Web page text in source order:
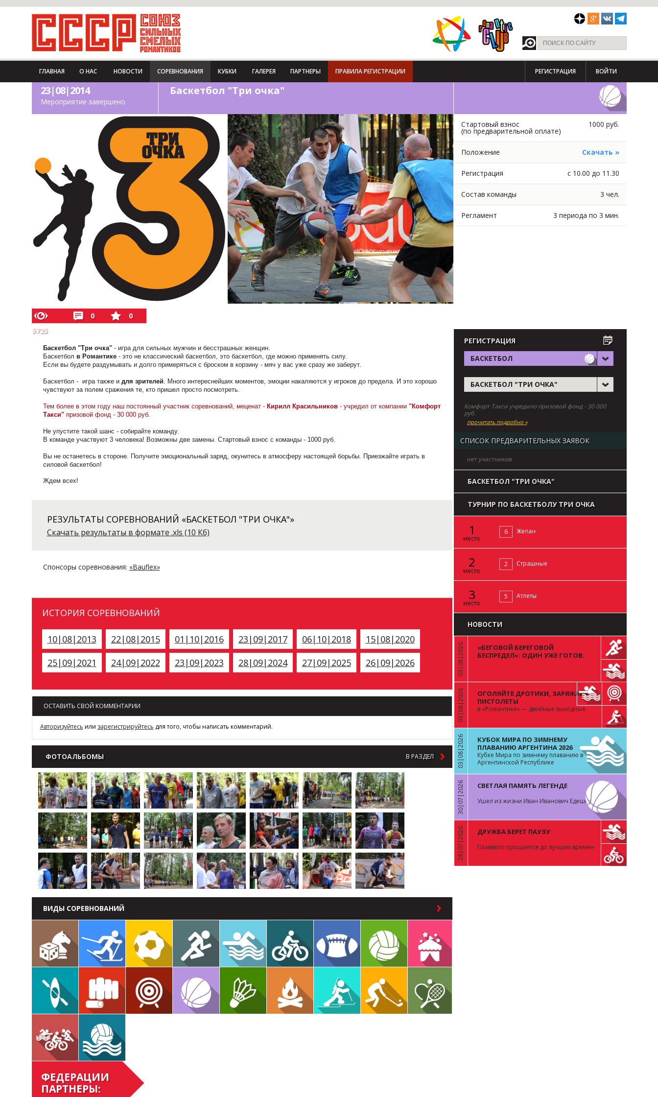
ГЛАВНАЯ О НАС НОВОСТИ СОРЕВНОВАНИЯ КУБКИ ГАЛЕРЕЯ ПАРТНЕРЫ ПРАВИЛА РЕГИСТРАЦИИ РЕГИСТРАЦИЯ ВОЙТИ
23|08|2014
Мероприятие завершено
Баскетбол "Три очка"
Стартовый взнос
(по предварительной оплате)
1000 руб.
Положение Скачать »
Регистрация с 10.00 до 11.30
Состав команды 3 чел.
Регламент 3 периода по 3 мин.
5725
0 0
Баскетбол "Три очка" - игра для сильных мужчин и бесстрашных женщин.
Баскетбол в Романтике- это не классический баскетбол, это баскетбол, где можно применять силу.
Если вы будете раздумывать и долго примеряться с броском в корзину - мяч у вас уже сразу же заберут.
Баскетбол - игра также и для зрителей. Много интереснейших моментов, эмоции накаляются у игроков до предела. И это хорошо
чувствуют за полем сражения те, кто пришел просто посмотреть.
Тем более в этом году наш постоянный участник соревнований, меценат - Кирилл Красильников- учредил от компании "Комфорт
Такси"призовой фонд - 30 000 руб.
Не упустите такой шанс - собирайте команду.
В команде участвуют 3 человека! Возможны две замены. Стартовый взнос с команды - 1000 руб.
Вы не останетесь в стороне. Получите эмоциональный заряд, окунитесь в атмосферу настоящей борьбы. Приезжайте играть в
силовой баскетбол!
Ждем всех!
РЕЗУЛЬТАТЫ СОРЕВНОВАНИЙ «БАСКЕТБОЛ "ТРИ ОЧКА"»
Скачать результаты в формате .xls (10 Кб)
Спонсоры соревнования: «Bauflex»
ИСТОРИЯ СОРЕВНОВАНИЙ
10|08|2013 22|08|2015 01|10|2016 23|09|2017 06|10|2018
15|08|2020
25|09|2021
24|09|2022 23|09|2023 28|09|2024 27|09|2025 26|09|2026
ОСТАВИТЬ СВОЙ КОММЕНТАРИИ
Авторизуйтесь или зарегистрируйтесь для того, чтобы написать комментарий.
ФОТОАЛЬБОМЫ В РАЗДЕЛ
ВИДЫ СОРЕВНОВАНИЙ
ФЕДЕРАЦИИ
ПАРТНЕРЫ:
РЕГИСТРАЦИЯ
БАСКЕТБОЛ
БАСКЕТБОЛ "ТРИ ОЧКА"
Комфорт Такси учредило призовой фонд - 30 000
руб.
прочитать подробно »
СПИСОК ПРЕДВАРИТЕЛЬНЫХ ЗАЯВОК
нет участников
БАСКЕТБОЛ "ТРИ ОЧКА"
ТУРНИР ПО БАСКЕТБОЛУ ТРИ ОЧКА
1
место
6 Жепан
2
место
2 Страшные
3
место
5 Атлеты
НОВОСТИ
«
03|08|2026
«БЕГОВОЙ БЕРЕГОВОЙ
БЕСПРЕДЕЛ»: ОДИН УЖЕ ГОТОВ.
«
03|08|2026
ОГОЛЯЙТЕ ДРОТИКИ, ЗАРЯЖАЙТЕ
ПИСТОЛЕТЫ
в «Романтике» — двойные выходные
«
03|08|2026
КУБОК МИРА ПО ЗИМНЕМУ
ПЛАВАНИЮ АРГЕНТИНА 2026
Кубке Мира по зимнему плаванию в
Аргентинской Республике
«
30|07|2026 СВЕТЛАЯ ПАМЯТЬ ЛЕГЕНДЕ
Ушел из жизни Иван Иванович Едешко
«
28|07|2026 ДРУЖБА БЕРЕТ ПАУЗУ
Плаввело прощается до лучших времен